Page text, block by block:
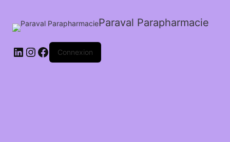
Paraval Parapharmacie
LinkedIn
Instagram
FacebookConnexion